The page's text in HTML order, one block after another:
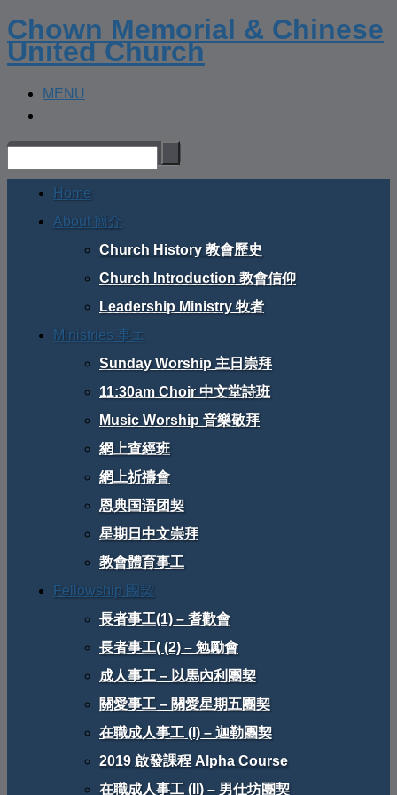
Chown Memorial & Chinese
United Church
MENU
Home
About 簡介
Church History 教會歷史
Church Introduction 教會信仰
Leadership Ministry 牧者
Ministries 事エ
Sunday Worship 主日崇拜
11:30am Choir 中文堂詩班
Music Worship 音樂敬拜
網上查經班
網上祈禱會
恩典国语团契
星期日中文崇拜
教會體育事工
Fellowship 團契
長者事工(1) – 耆歡會
長者事工( (2) – 勉勵會
成人事工 – 以馬內利團契
關愛事工 – 關愛星期五團契
在職成人事工 (I) – 迦勒團契
2019 啟發課程 Alpha Course
在職成人事工 (II) – 男仕坊團契